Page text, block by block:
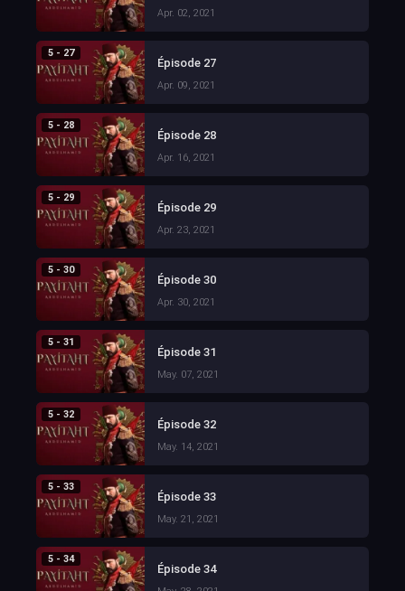
Apr. 02, 2021
5 - 27
Épisode 27
Apr. 09, 2021
5 - 28
Épisode 28
Apr. 16, 2021
5 - 29
Épisode 29
Apr. 23, 2021
5 - 30
Épisode 30
Apr. 30, 2021
5 - 31
Épisode 31
May. 07, 2021
5 - 32
Épisode 32
May. 14, 2021
5 - 33
Épisode 33
May. 21, 2021
5 - 34
Épisode 34